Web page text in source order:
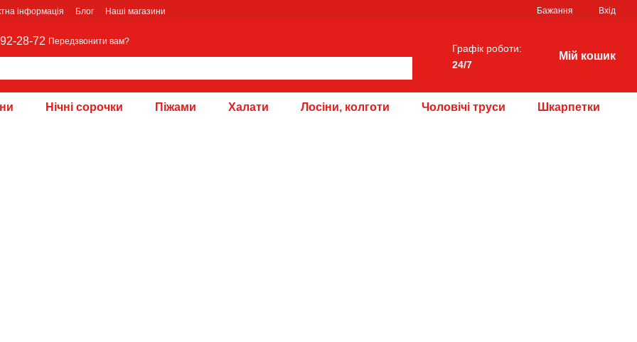
інформація Блог Наші магазини Бажання Вхід
28-72 Передзвонити вам?
Графік роботи:
24/7
Мій кошик
Нічні сорочки Піжами Халати Лосіни, колготи Чоловічі труси Шкарпетки